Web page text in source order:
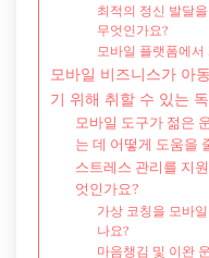
최적의 정신 발달
무엇인가요?
모바일 플랫폼에
모바일 비즈니스가 아
기 위해 취할 수 있는
모바일 도구가 젊은
는 데 어떻게 도움을
스트레스 관리를 지
엇인가요?
가상 코칭을 모바
나요?
마음챙김 및 이완